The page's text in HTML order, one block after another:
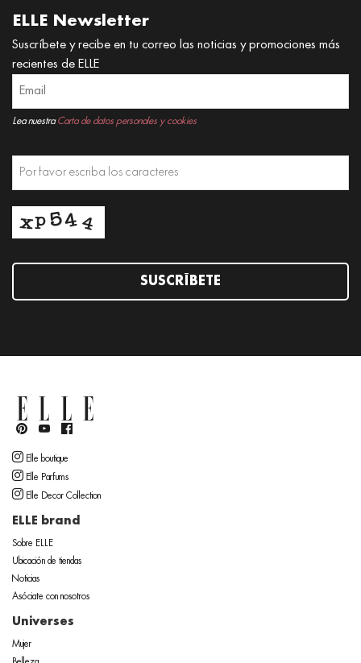
ELLE Newsletter
Suscríbete y recibe en tu correo las noticias y promociones más
recientes de ELLE
Lea nuestraCarta de datos personales y cookies
SUSCRÍBETE
Elle boutique
Elle Parfums
Elle Decor Collection
ELLE brand
Sobre ELLE
Ubicación de tiendas
Noticias
Asóciate con nosotros
Universes
Mujer